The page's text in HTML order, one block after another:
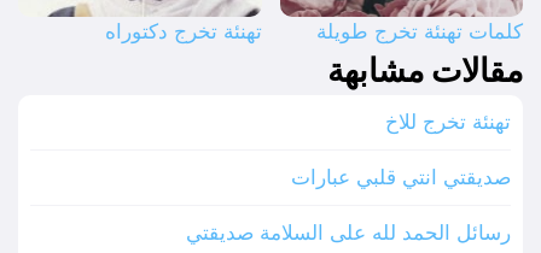
كلمات تهنئة تخرج طويلة تهنئة تخرج دكتوراه
مقالات مشابهة
تهنئة تخرج للاخ
صديقتي انتي قلبي عبارات
رسائل الحمد لله على السلامة صديقتي